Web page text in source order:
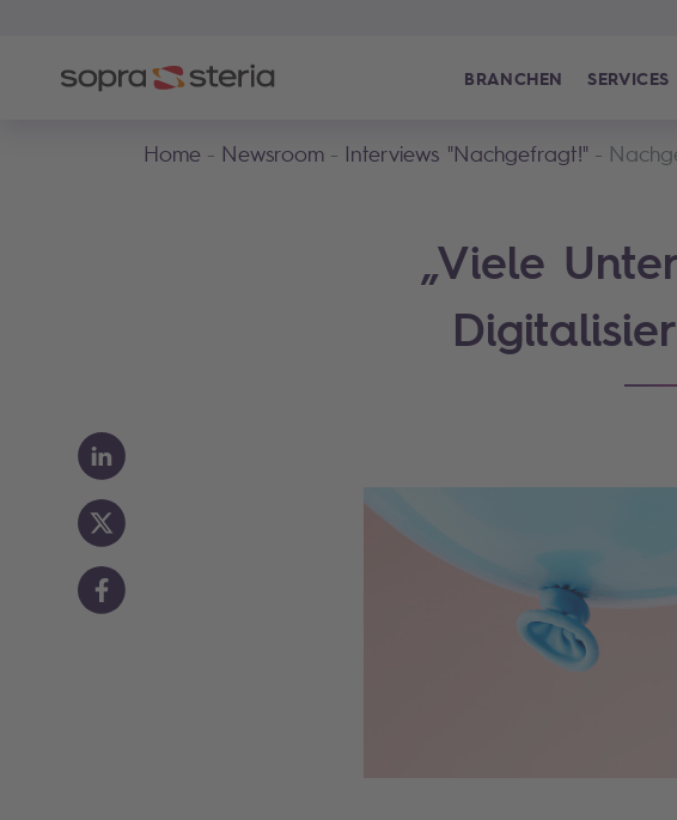
BRANCHEN SERVICES
Home Newsroom Interviews "Nachgefragt!"
„Viele